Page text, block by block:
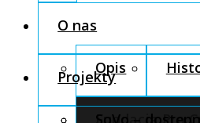
O nas
Opis
Fundacja Pro
Projekty
SoVo –